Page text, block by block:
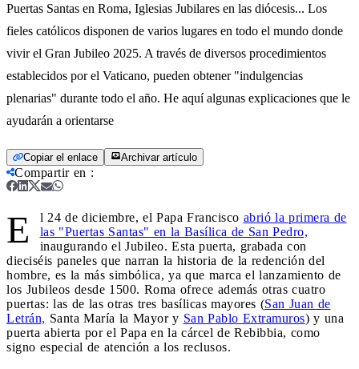
Puertas Santas en Roma, Iglesias Jubilares en las diócesis... Los
fieles católicos disponen de varios lugares en todo el mundo donde
vivir el Gran Jubileo 2025. A través de diversos procedimientos
establecidos por el Vaticano, pueden obtener "indulgencias
plenarias" durante todo el año. He aquí algunas explicaciones que le
ayudarán a orientarse
Copiar el enlace Archivar artículo
Compartir en :
E l 24 de diciembre, el Papa Francisco abrió la primera de
las "Puertas Santas" en la Basílica de San Pedro,
inaugurando el Jubileo. Esta puerta, grabada con
dieciséis paneles que narran la historia de la redención del
hombre, es la más simbólica, ya que marca el lanzamiento de
los Jubileos desde 1500. Roma ofrece además otras cuatro
puertas: las de las otras tres basílicas mayores (San Juan de
Letrán, Santa María la Mayor y San Pablo Extramuros) y una
puerta abierta por el Papa en la cárcel de Rebibbia, como
signo especial de atención a los reclusos.